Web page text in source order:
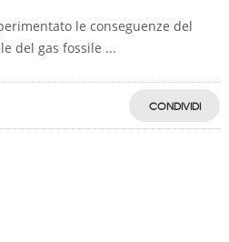
le conseguenze del
del gas fossile ...
CONDIVIDI